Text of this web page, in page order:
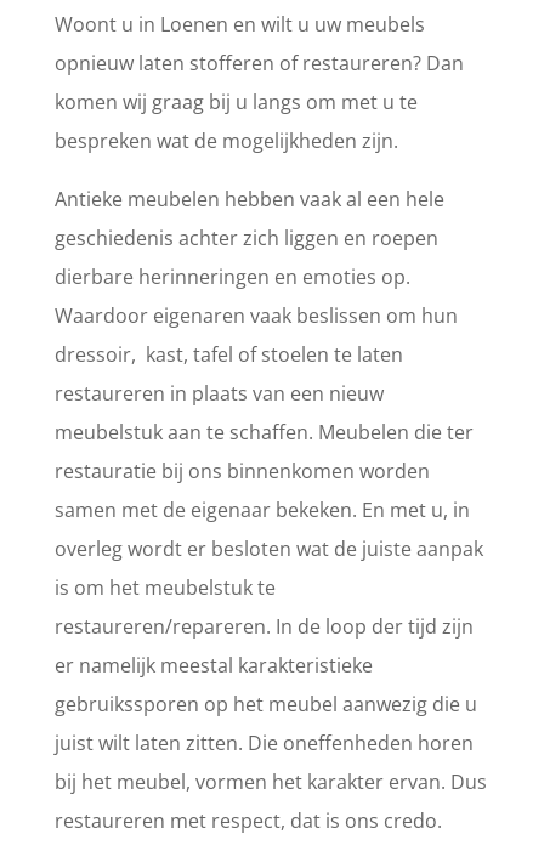
Woont u in Loenen en wilt u uw meubels
opnieuw laten stofferen of restaureren? Dan
komen wij graag bij u langs om met u te
bespreken wat de mogelijkheden zijn.
Antieke meubelen hebben vaak al een hele
geschiedenis achter zich liggen en roepen
dierbare herinneringen en emoties op.
Waardoor eigenaren vaak beslissen om hun
dressoir, kast, tafel of stoelen te laten
restaureren in plaats van een nieuw
meubelstuk aan te schaffen. Meubelen die ter
restauratie bij ons binnenkomen worden
samen met de eigenaar bekeken. En met u, in
overleg wordt er besloten wat de juiste aanpak
is om het meubelstuk te
restaureren/repareren. In de loop der tijd zijn
er namelijk meestal karakteristieke
gebruikssporen op het meubel aanwezig die u
juist wilt laten zitten. Die oneffenheden horen
bij het meubel, vormen het karakter ervan. Dus
restaureren met respect, dat is ons credo.